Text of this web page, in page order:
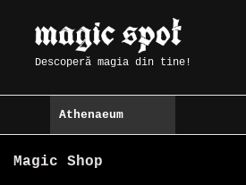
content
Magic Spot
Descoperă magia din tine!
Athenaeum
Magic Shop